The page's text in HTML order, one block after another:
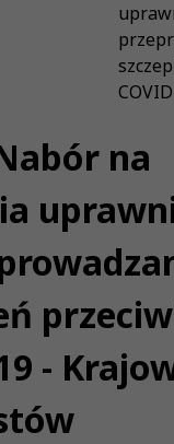
na
-